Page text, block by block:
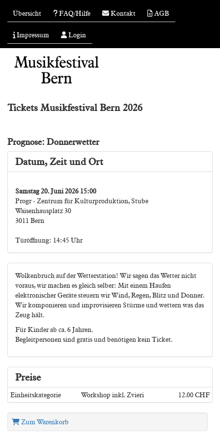
Übersicht FAQ/Hilfe Kontakt AGB
Impressum Login
Tickets Musikfestival Bern 2026
Prognose: Donnerwetter
Datum, Zeit und Ort
Samstag 20. Juni 2026 15:00
Progr - Zentrum für Kulturproduktion, Stube
Waisenhausplatz 30
3011 Bern
Türöffnung: 14:45 Uhr
Wolkenbruch auf der Wetterstation! Wir sagen das Wetter nicht
voraus, wir machen es gleich selber: Mit einem Haufen
elektronischer Geräte steuern wir Wind, Regen, Blitz und Donner.
Wir komponieren und improvisieren Stürme und wettern was das
Zeug hält.
Für Kinder ab ca. 6 Jahren.
Begleitpersonen sind gratis und benötigen kein Ticket.
Preise
Einheitskategorie Workshop inkl. Zvieri 12.00 CHF
Zum Warenkorb